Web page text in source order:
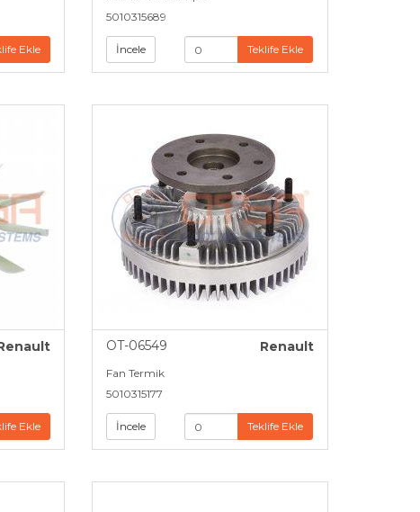
Ekle
5010315689
İncele Teklife Ekle
Ekle
OT-06549 Renault
Fan Termik
5010315177
İncele Teklife Ekle